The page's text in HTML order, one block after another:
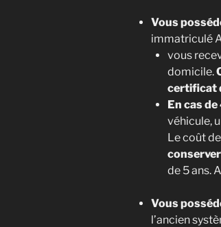
Vous
immatriculé
vous
domicile.
certificat
En cas
véhicule,
Le coût
conserver
de 5 ans.
Vous
l’ancien